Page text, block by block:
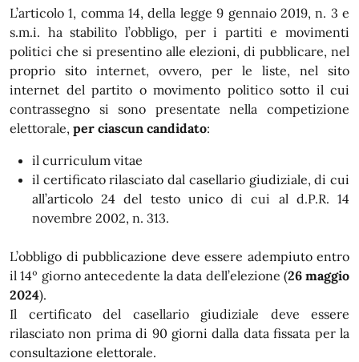
L’articolo 1, comma 14, della legge 9 gennaio 2019, n. 3 e
s.m.i. ha stabilito l’obbligo, per i partiti e movimenti
politici che si presentino alle elezioni, di pubblicare, nel
proprio sito internet, ovvero, per le liste, nel sito
internet del partito o movimento politico sotto il cui
contrassegno si sono presentate nella competizione
elettorale, per ciascun candidato:
il curriculum vitae
il certificato rilasciato dal casellario giudiziale, di cui
all’articolo 24 del testo unico di cui al d.P.R. 14
novembre 2002, n. 313.
L’obbligo di pubblicazione deve essere adempiuto entro
il 14º giorno antecedente la data dell’elezione (26 maggio
2024).
Il certificato del casellario giudiziale deve essere
rilasciato non prima di 90 giorni dalla data fissata per la
consultazione elettorale.